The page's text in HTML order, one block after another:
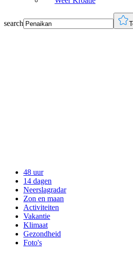
search
48 uur
14 dagen
Neerslagradar
Zon en maan
Activiteiten
Vakantie
Klimaat
Gezondheid
Foto's